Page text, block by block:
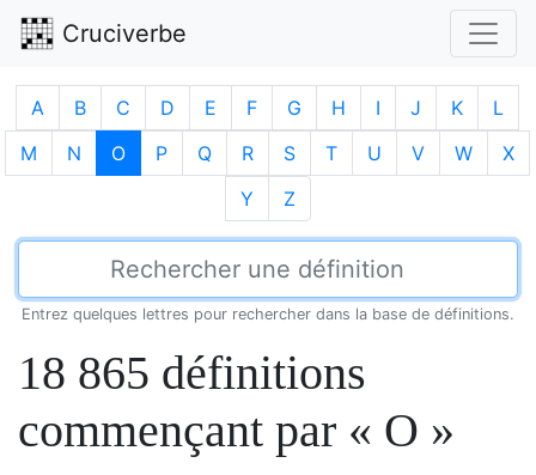
Cruciverbe
A B C D E F G H I J K
L
M
N O P Q R S T U V W
X
Y
Z
Entrez quelques lettres pour rechercher dans la base de définitions.
18 865 définitions
commençant par « O »